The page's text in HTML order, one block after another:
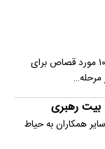
روابط عمومی دادگستری مازندران اعلام کرد که حکم ۱۰ مورد قصاص برای
مرحله…
بیت رهبری
همکاران به حیاط